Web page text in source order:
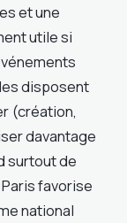
et une
utile si
disposent
(création,
davantage
surtout de
favorise
national